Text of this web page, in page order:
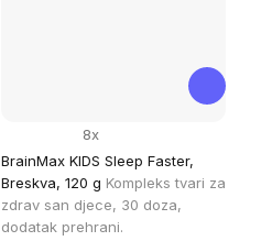
BrainMax KIDS Sleep Faster,
Breskva, 120 g Kompleks tvari za
zdrav san djece, 30 doza,
dodatak prehrani.
8x